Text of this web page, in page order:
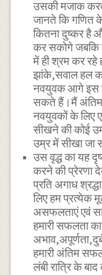
उसकी मजाक करते
जानते कि गणित
कितना दुष्कर है
कर सकोगे जबकि
में ही श्रम कर रहे
झांके,सवाल हल
नवयुवक आगे इस
सकते हैं।मैं
नवयुवकों के लिए
सीखने की कोई
उम्र में सीखा जा
उस वृद्ध का यह
करने की प्रेरणा
प्रति अगाध
लिए हम प्रत्येक
असफलताएं एवं
हमारी सफलता
हमारी अंतिम
लंबी रात्रि के